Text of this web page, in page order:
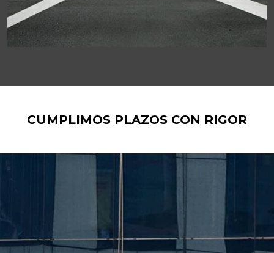
CUMPLIMOS PLAZOS CON RIGOR